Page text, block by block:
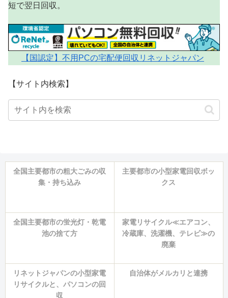
短で翌日回収。
【国認定】不用PCの宅配便回収リネットジャパン
【サイト内検索】
全国主要都市の粗大ごみの収
集・持ち込み
主要都市の小型家電回収ボッ
クス
全国主要都市の蛍光灯・乾電
池の捨て方
家電リサイクル≪エアコン、
冷蔵庫、洗濯機、テレビ≫の
廃棄
リネットジャパンの小型家電
リサイクルと、パソコンの回
収
自治体がメルカリと連携